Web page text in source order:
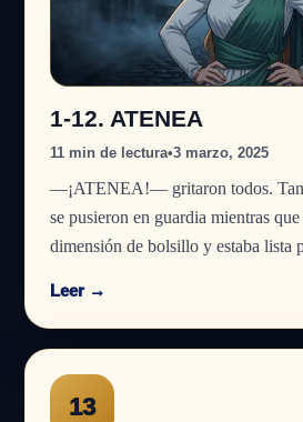
1-12. ATENEA
11 min de lectura•3 marzo, 2025
—¡ATENEA!— gritaron todos.
se pusieron en guardia mientras
dimensión de bolsillo y estaba lista
Leer →
13